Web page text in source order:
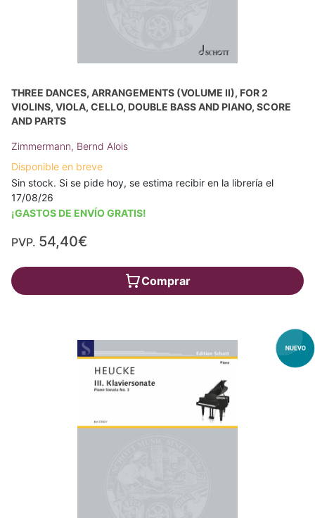
THREE DANCES, ARRANGEMENTS (VOLUME II), FOR 2
VIOLINS, VIOLA, CELLO, DOUBLE BASS AND PIANO, SCORE
AND PARTS
Zimmermann, Bernd Alois
Disponible en breve
Sin stock. Si se pide hoy, se estima recibir en la librería el
17/08/26
¡GASTOS DE ENVÍO GRATIS!
PVP. 54,40€
Comprar